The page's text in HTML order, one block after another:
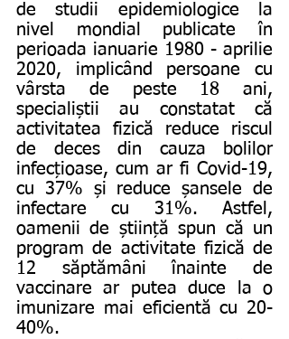
de studii epidemiologice la
nivel mondial publicate în
perioada ianuarie 1980 - aprilie
2020, implicând persoane cu
vârsta de peste 18 ani,
specialiștii au constatat că
activitatea fizică reduce riscul
de deces din cauza bolilor
infecțioase, cum ar fi Covid-19,
cu 37% și reduce șansele de
infectare cu 31%. Astfel,
oamenii de știință spun că un
program de activitate fizică de
12 săptămâni înainte de
vaccinare ar putea duce la o
imunizare mai eficientă cu 20-
40%.